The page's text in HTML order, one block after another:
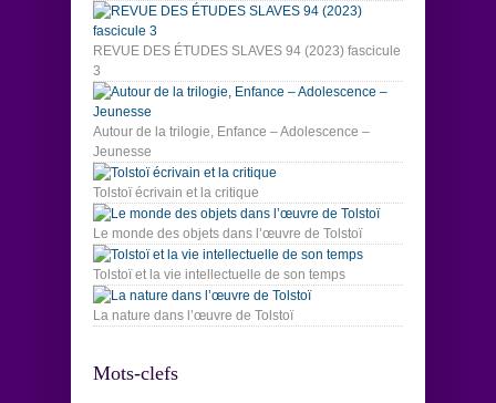
REVUE DES ÉTUDES SLAVES 94 (2023) fascicule
3
Autour de la trilogie, Enfance – Adolescence –
Jeunesse
Tolstoï écrivain et la critique
Le monde des objets dans l’œuvre de Tolstoï
Tolstoï et la vie intellectuelle de son temps
La nature dans l’œuvre de Tolstoï
Mots-clefs